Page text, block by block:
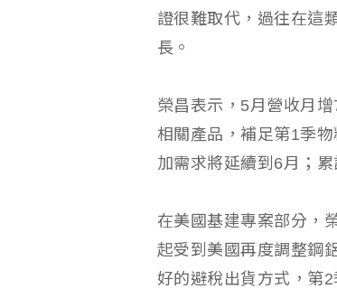
證很難取代，過往在這
長。
榮昌表示，5月營收月
相關產品，補足第1季
加需求將延續到6月；
在美國基建專案部分，
起受到美國再度調整鋼
好的避稅出貨方式，第